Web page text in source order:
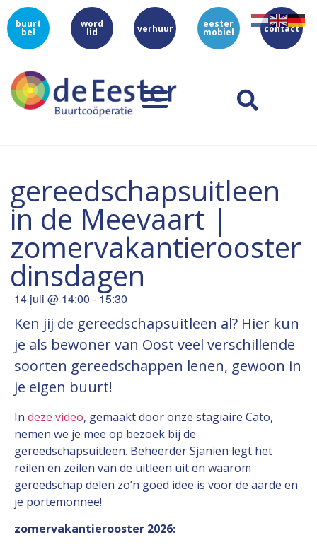
buurt
bel
word
lid verhuur eester
mobiel contact
gereedschapsuitleen
in de Meevaart |
zomervakantierooster
dinsdagen
14 juli @ 14:00 - 15:30
Ken jij de gereedschapsuitleen al? Hier kun
je als bewoner van Oost veel verschillende
soorten gereedschappen lenen, gewoon in
je eigen buurt!
In deze video, gemaakt door onze stagiaire Cato,
nemen we je mee op bezoek bij de
gereedschapsuitleen. Beheerder Sjanien legt het
reilen en zeilen van de uitleen uit en waarom
gereedschap delen zo’n goed idee is voor de aarde en
je portemonnee!
zomervakantierooster 2026: